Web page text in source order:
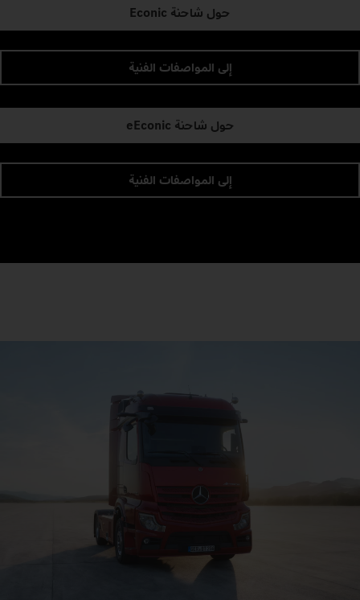
حول شاحنة Econic
إلى المواصفات الفنية
حول شاحنة eEconic
إلى المواصفات الفنية